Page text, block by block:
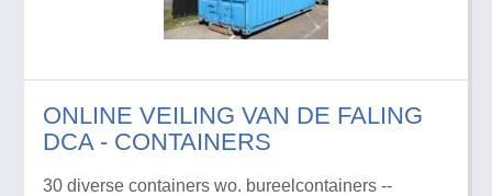
ONLINE VEILING VAN DE FALING
DCA - CONTAINERS
30 diverse containers wo. bureelcontainers --